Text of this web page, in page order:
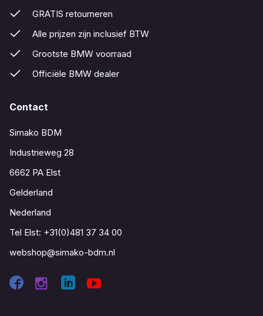
GRATIS retourneren
Alle prijzen zijn inclusief BTW
Grootste BMW voorraad
Officiële BMW dealer
Contact
Simako BDM
Industrieweg 28
6662 PA Elst
Gelderland
Nederland
Tel Elst: +31(0)481 37 34 00
webshop@simako-bdm.nl